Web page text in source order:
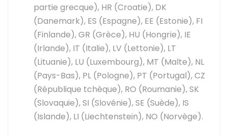
partie grecque), HR (Croatie), DK
(Danemark), ES (Espagne), EE (Estonie), FI
(Finlande), GR (Grèce), HU (Hongrie), IE
(Irlande), IT (Italie), LV (Lettonie), LT
(Lituanie), LU (Luxembourg), MT (Malte), NL
(Pays-Bas), PL (Pologne), PT (Portugal), CZ
(République tchèque), RO (Roumanie), SK
(Slovaquie), SI (Slovénie), SE (Suède), IS
(Islande), LI (Liechtenstein), NO (Norvège).